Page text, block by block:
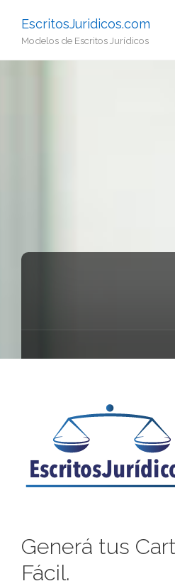
EscritosJuridicos.com
Modelos de Escritos Jurídicos
Generá tus
Fácil.